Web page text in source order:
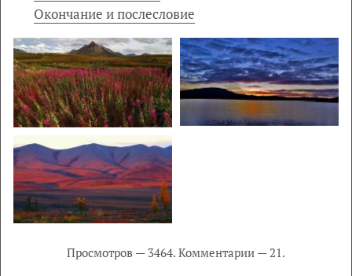
Окончание и послесловие
Просмотров — 3464. Комментарии — 21.